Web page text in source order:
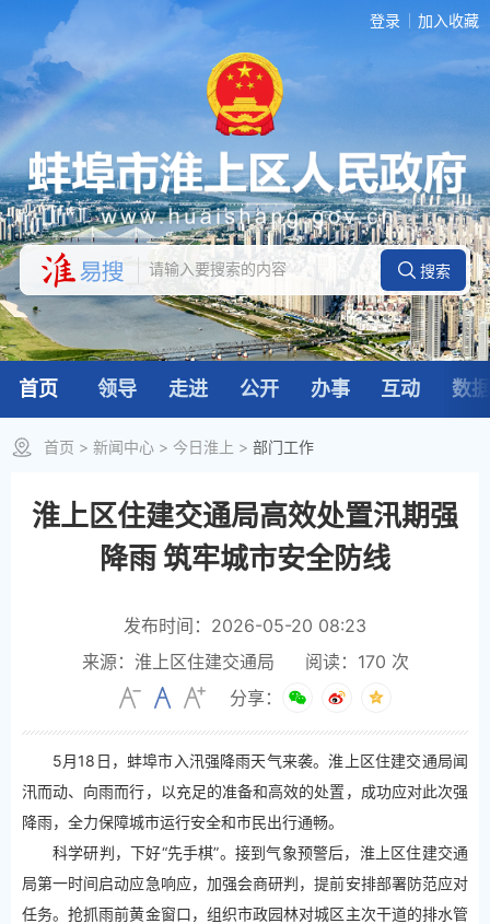
登录 加入收藏
首页 领导 走进 公开 办事 互动 数
首页 > 新闻中心 > 今日淮上 > 部门工作
淮上区住建交通局高效处置汛期强
降雨 筑牢城市安全防线
发布时间：2026-05-20 08:23
来源：淮上区住建交通局
阅读： 170 次
分享：
5月18日，蚌埠市入汛强降雨天气来袭。淮上区住建交通局闻
汛而动、向雨而行，以充足的准备和高效的处置，成功应对此次强
降雨，全力保障城市运行安全和市民出行通畅。
科学研判，下好“先手棋”。接到气象预警后，淮上区住建交通
局第一时间启动应急响应，加强会商研判，提前安排部署防范应对
任务。抢抓雨前黄金窗口，组织市政园林对城区主次干道的排水管